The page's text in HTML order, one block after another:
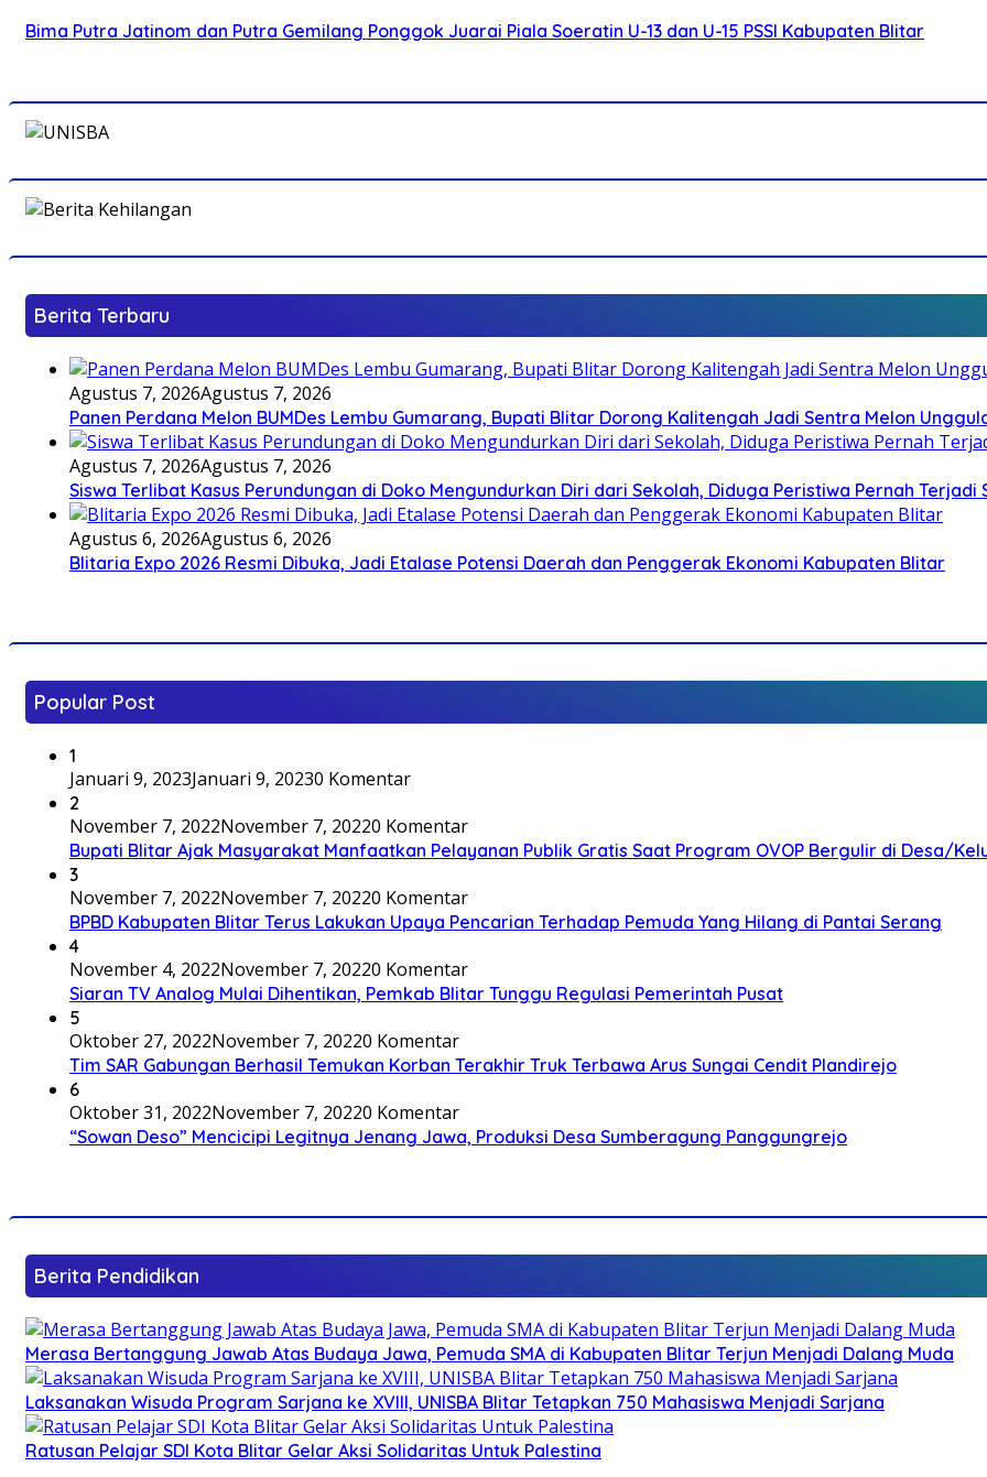
Bima Putra Jatinom dan Putra Gemilang Ponggok Juarai Piala Soeratin U-13 dan U-15 PSSI Kabupaten Blitar
Berita Terbaru
Agustus 7, 2026Agustus 7, 2026
Panen Perdana Melon BUMDes Lembu Gumarang, Bupati Blitar Dorong Kalitengah Jadi Sentra Melon
Agustus 7, 2026Agustus 7, 2026
Siswa Terlibat Kasus Perundungan di Doko Mengundurkan Diri dari Sekolah, Diduga Peristiwa Pernah Terjadi
Agustus 6, 2026Agustus 6, 2026
Blitaria Expo 2026 Resmi Dibuka, Jadi Etalase Potensi Daerah dan Penggerak Ekonomi Kabupaten Blitar
Popular Post
1
Januari 9, 2023Januari 9, 20230 Komentar
2
November 7, 2022November 7, 20220 Komentar
Bupati Blitar Ajak Masyarakat Manfaatkan Pelayanan Publik Gratis Saat Program OVOP Bergulir di Desa/
3
November 7, 2022November 7, 20220 Komentar
BPBD Kabupaten Blitar Terus Lakukan Upaya Pencarian Terhadap Pemuda Yang Hilang di Pantai Serang
4
November 4, 2022November 7, 20220 Komentar
Siaran TV Analog Mulai Dihentikan, Pemkab Blitar Tunggu Regulasi Pemerintah Pusat
5
Oktober 27, 2022November 7, 20220 Komentar
Tim SAR Gabungan Berhasil Temukan Korban Terakhir Truk Terbawa Arus Sungai Cendit Plandirejo
6
Oktober 31, 2022November 7, 20220 Komentar
“Sowan Deso” Mencicipi Legitnya Jenang Jawa, Produksi Desa Sumberagung Panggungrejo
Berita Pendidikan
Merasa Bertanggung Jawab Atas Budaya Jawa, Pemuda SMA di Kabupaten Blitar Terjun Menjadi Dalang Muda
Laksanakan Wisuda Program Sarjana ke XVIII, UNISBA Blitar Tetapkan 750 Mahasiswa Menjadi Sarjana
Ratusan Pelajar SDI Kota Blitar Gelar Aksi Solidaritas Untuk Palestina